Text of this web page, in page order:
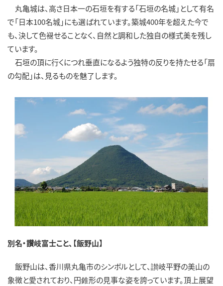
丸亀城は、高さ日本一の石垣を有する「石垣の名城」として有名
で「日本100名城」にも選ばれています。築城400年を超えた今で
も、決して色褪せることなく、自然と調和した独自の様式美を残し
ています。
石垣の頂に行くにつれ垂直になるよう独特の反りを持たせる「扇
の勾配」は、見るものを魅了します。
別名・讃岐富士こと、【飯野山】
飯野山は、香川県丸亀市のシンボルとして、讃岐平野の美山の
象徴と愛されており、円錐形の見事な姿を誇っています。頂上展望